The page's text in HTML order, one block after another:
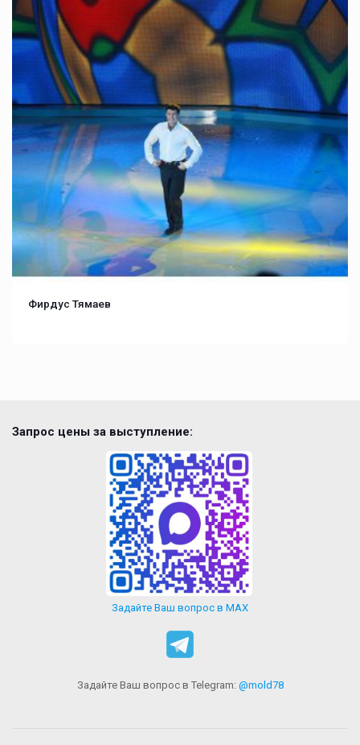
Фирдус Тямаев
Запрос цены за выступление:
Задайте Ваш вопрос в MAX
Задайте Ваш вопрос в Telegram: @mold78